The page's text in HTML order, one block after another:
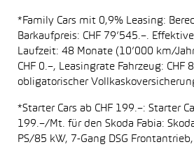
*Family Cars mit 0,9% Leasing:
Barkaufpreis: CHF 79’545.–.
Laufzeit: 48 Monate (10’000 km/
CHF 0.–, Leasingrate Fahrzeug: CHF
obligatorischer
*Starter Cars ab CHF 199.–: Starter
199.–/Mt. für den Skoda Fabia:
PS/85 kW, 7-Gang DSG